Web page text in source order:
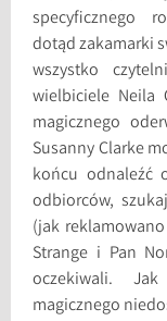
specyficznego
dotąd zakamarki
wszystko
wielbiciele Neila
magicznego
Susanny Clarke
końcu odnaleźć
odbiorców,
(jak
Strange i Pan
oczekiwali.
magicznego